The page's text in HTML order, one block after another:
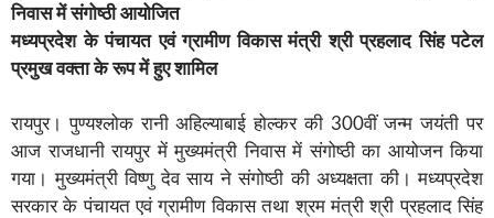
निवास में संगोष्ठी आयोजित
मध्यप्रदेश के पंचायत एवं ग्रामीण विकास मंत्री श्री प्रहलाद सिंह पटेल
प्रमुख वक्ता के रूप में हुए शामिल
रायपुर। पुण्यश्लोक रानी अहिल्याबाई होल्कर की 300वीं जन्म जयंती पर
आज राजधानी रायपुर में मुख्यमंत्री निवास में संगोष्ठी का आयोजन किया
गया। मुख्यमंत्री विष्णु देव साय ने संगोष्ठी की अध्यक्षता की। मध्यप्रदेश
सरकार के पंचायत एवं ग्रामीण विकास तथा श्रम मंत्री श्री प्रहलाद सिंह